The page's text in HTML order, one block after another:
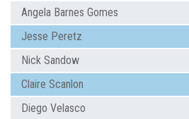
Angela Barnes Gomes
Jesse Peretz
Nick Sandow
Claire Scanlon
Diego Velasco